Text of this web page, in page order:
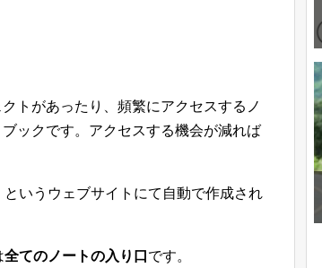
トがあったり、頻繁にアクセスするノ
ックです。アクセスする機会が減れば
いうウェブサイトにて自動で作成され
全てのノートの入り口 です。